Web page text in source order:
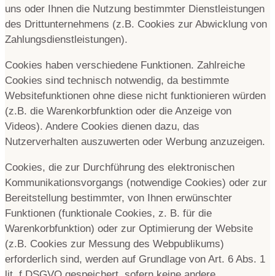
uns oder Ihnen die Nutzung bestimmter Dienstleistungen
des Drittunternehmens (z.B. Cookies zur Abwicklung von
Zahlungsdienstleistungen).
Cookies haben verschiedene Funktionen. Zahlreiche
Cookies sind technisch notwendig, da bestimmte
Websitefunktionen ohne diese nicht funktionieren würden
(z.B. die Warenkorbfunktion oder die Anzeige von
Videos). Andere Cookies dienen dazu, das
Nutzerverhalten auszuwerten oder Werbung anzuzeigen.
Cookies, die zur Durchführung des elektronischen
Kommunikationsvorgangs (notwendige Cookies) oder zur
Bereitstellung bestimmter, von Ihnen erwünschter
Funktionen (funktionale Cookies, z. B. für die
Warenkorbfunktion) oder zur Optimierung der Website
(z.B. Cookies zur Messung des Webpublikums)
erforderlich sind, werden auf Grundlage von Art. 6 Abs. 1